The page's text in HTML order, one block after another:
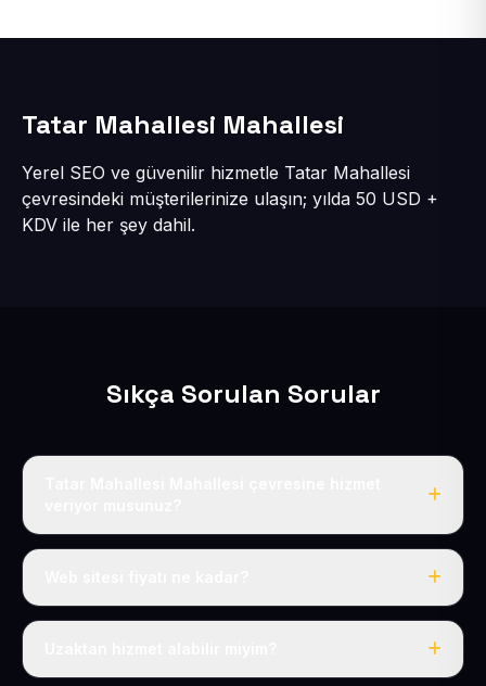
Tatar Mahallesi Mahallesi
Yerel SEO ve güvenilir hizmetle Tatar Mahallesi
çevresindeki müşterilerinize ulaşın; yılda 50 USD +
KDV ile her şey dahil.
Sıkça Sorulan Sorular
Evet, Tatar Mahallesi dahil tüm Tomarza ve Tomarza
Tek fiyat: yılda 50 USD + KDV, her şey dahil.